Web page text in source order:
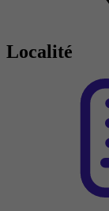
Localité